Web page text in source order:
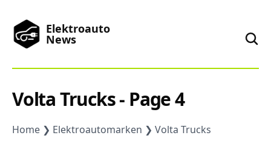
Elektroauto
News
Volta Trucks - Page 4
Home Elektroautomarken Volta Trucks